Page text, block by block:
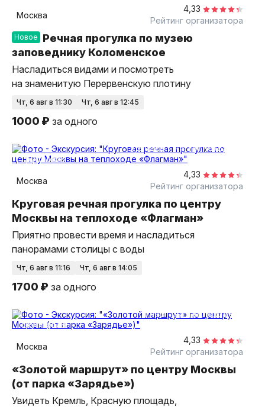
Москва
4,33
Рейтинг организатора
Новое
Речная прогулка по музею
заповеднику Коломенское
Насладиться видами и посмотреть
на знаменитую Перервенскую плотину
чт, 6 авг в 11:30 чт, 6 авг в 12:45
1000 ₽ за одного
2,5 часа
на теплоходе
групповая
Москва
4,33
Рейтинг организатора
Круговая речная прогулка по центру
Москвы на теплоходе «Флагман»
Приятно провести время и насладиться
панорамами столицы с воды
чт, 6 авг в 11:16 чт, 6 авг в 14:05
1700 ₽ за одного
1 час
на теплоходе
групповая
Москва
4,33
Рейтинг организатора
«Золотой маршрут» по центру Москвы
(от парка «Зарядье»)
Увидеть Кремль, Красную площадь,